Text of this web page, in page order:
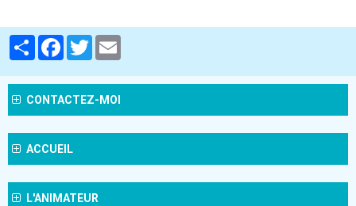
PartagerFacebook
Twitter
CONTACTEZ-MOI
ACCUEIL
L'ANIMATEUR